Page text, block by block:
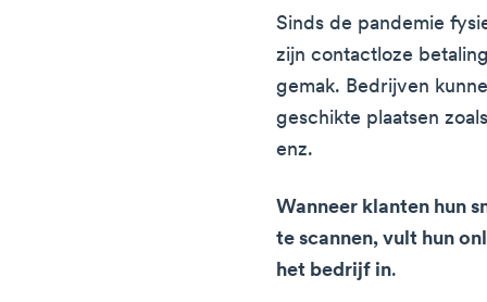
Sinds de pandemie
zijn contactloze
gemak. Bedrijven
geschikte plaatsen
enz.
Wanneer klanten hun
te scannen, vult hun
het bedrijf in.